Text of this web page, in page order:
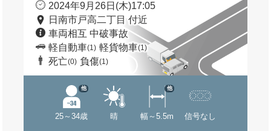
2024年9月26日(木)17:05
日南市戸高二丁目 付近
車両相互 中破事故
軽自動車(1) 軽貨物車(1)
死亡(0) 負傷(1)
25～34歳
他
晴 幅～5.5m
他
信号なし